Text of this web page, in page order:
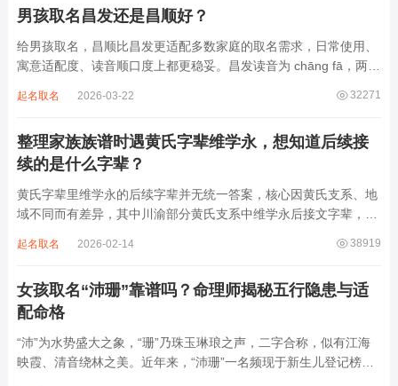
男孩取名昌发还是昌顺好？
给男孩取名，昌顺比昌发更适配多数家庭的取名需求，日常使用、
寓意适配度、读音顺口度上都更稳妥。昌发读音为 chāng fā，两个
离叫名字时辨识度不高。昌字本义为兴盛、繁茂，发字核心指向发
32271
起名取名 2026-03-22
整理家族族谱时遇黄氏字辈维学永，想知道后续接
续的是什么字辈？
黄氏字辈里维学永的后续字辈并无统一答案，核心因黄氏支系、地
域不同而有差异，其中川渝部分黄氏支系中维学永后接文字辈，完
某支系的续修字辈，在安岳、岳池一带的黄氏族谱里能明确查到，
38919
起名取名 2026-02-14
女孩取名“沛珊”靠谱吗？命理师揭秘五行隐患与适
配命格
“沛”为水势盛大之象，“珊”乃珠玉琳琅之声，二字合称，似有江海
映霞、清音绕林之美。近年来，“沛珊”一名频现于新生儿登记榜